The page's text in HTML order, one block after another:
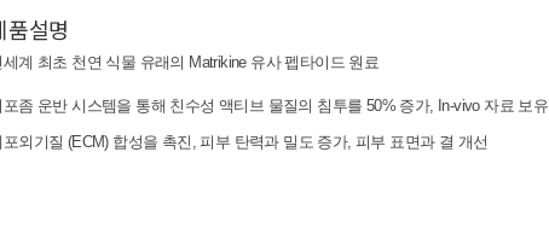
품설명
세계 최초 천연 식물 유래의 Matrikine 유사 펩타이드 원료
포좀 운반시스템을 통해 친수성 액티브 물질의 침투를 50% 증가, In-vivo 자료 보유
포외기질 (ECM) 합성을 촉진, 피부 탄력과 밀도 증가, 피부 표면과 결 개선